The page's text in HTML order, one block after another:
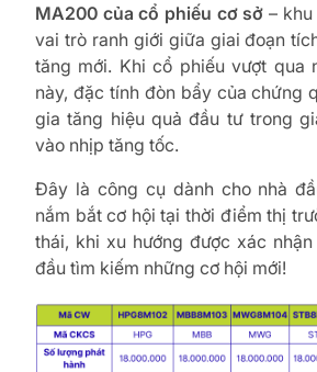
MA200 của cổ phiếu cơ sở –
vai trò ranh giới giữa giai đoạn
tăng mới. Khi cổ phiếu vượt qua
này, đặc tính đòn bẩy của chứng
gia tăng hiệu quả đầu tư trong
vào nhịp tăng tốc.
Đây là công cụ dành cho nhà
nắm bắt cơ hội tại thời điểm thị
thái, khi xu hướng được xác
đầu tìm kiếm những cơ hội mới!